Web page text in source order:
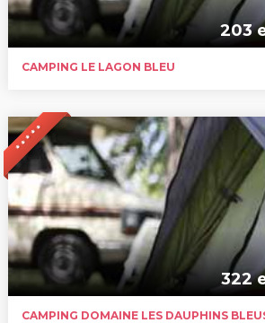
203
CAMPING LE LAGON BLEU
* * * * *
322
CAMPING DOMAINE LES DAUPHINS